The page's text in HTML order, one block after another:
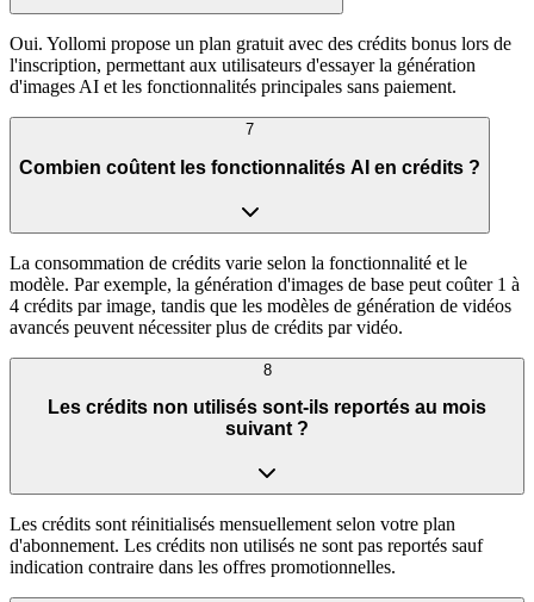
Oui. Yollomi propose un plan gratuit avec des crédits bonus lors de
l'inscription, permettant aux utilisateurs d'essayer la génération
d'images AI et les fonctionnalités principales sans paiement.
7
Combien coûtent les fonctionnalités AI en crédits ?
La consommation de crédits varie selon la fonctionnalité et le
modèle. Par exemple, la génération d'images de base peut coûter 1 à
4 crédits par image, tandis que les modèles de génération de vidéos
avancés peuvent nécessiter plus de crédits par vidéo.
8
Les crédits non utilisés sont-ils reportés au mois
suivant ?
Les crédits sont réinitialisés mensuellement selon votre plan
d'abonnement. Les crédits non utilisés ne sont pas reportés sauf
indication contraire dans les offres promotionnelles.